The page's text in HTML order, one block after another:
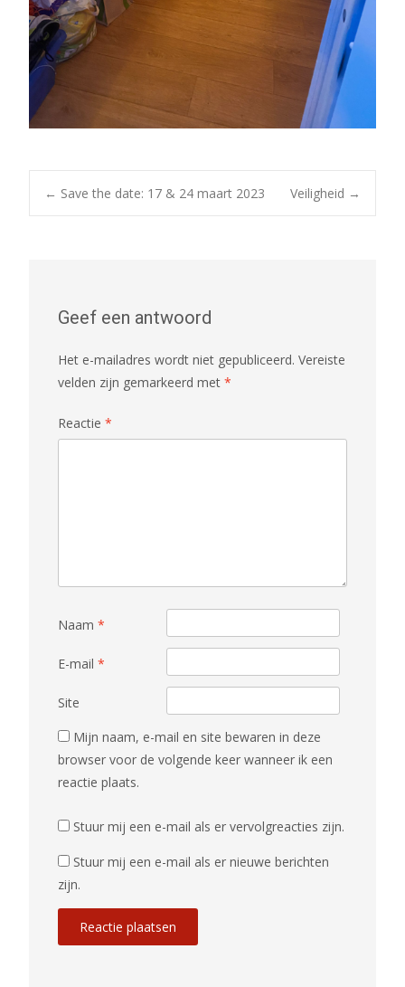
Post
← Save the date: 17 & 24 maart 2023 Veiligheid →
Geef een antwoord
Het e-mailadres wordt niet gepubliceerd. Vereiste
velden zijn gemarkeerd met *
Reactie *
Naam *
E-mail *
Site
Mijn naam, e-mail en site bewaren in deze
browser voor de volgende keer wanneer ik een
reactie plaats.
Stuur mij een e-mail als er vervolgreacties zijn.
Stuur mij een e-mail als er nieuwe berichten
zijn.